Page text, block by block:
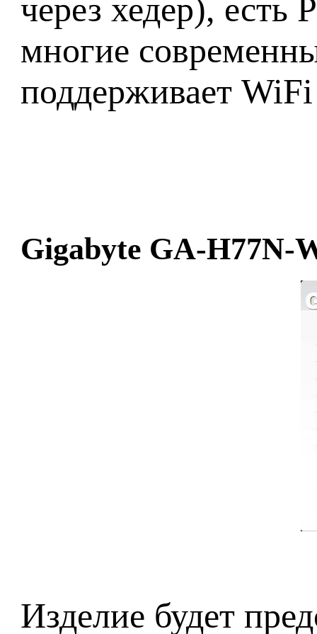
через хедер),
многие
поддерживает
Gigabyte GA-H77N-
Изделие будет